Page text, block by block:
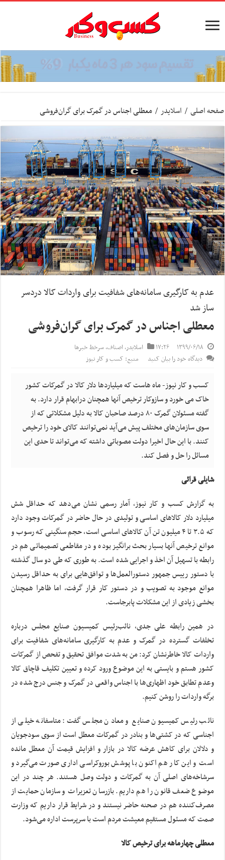
صفحه اصلی / اسلایدر / معطلی اجناس در گمرک برای گران‌فروشی
عدم به کارگیری سامانه‌های شفافیت برای واردات کالا دردسر
ساز شد
معطلی اجناس در گمرک برای گران‌فروشی
۱۳۹۹/۰۶/۱۸ ۱۷:۲۶ اسلایدر,اصناف,سرخط خبرها
دیدگاه خود را بیان کنید
منبع: کسب و کار نیوز
کسب و کار نیوز- ماه هاست که میلیاردها دلار کالا در گمرکات کشور
خاک می خورد و سازوکار ترخیص آنها همچنان درابهام قرار دارد. به
گفته مسئولان گمرک ۸۰ درصد صاحبان کالا به دلیل مشکلاتی که از
سوی سازمان‌های مختلف پیش می‌آید نمی‌توانند کالای خود را ترخیص
کنند. با این حال اخیرا دولت مصوباتی داشته که می‌تواند تا حدی این
مسائل را حل و فصل کند.
شایلی قرائی
به گزارش کسب و کار نیوز، آمار رسمی نشان می‌دهد که حداقل شش
میلیارد دلار کالاهای اساسی و تولیدی در حال حاضر در گمرکات وجود دارد
که ۳.۵ تا ۴ میلیون تن آن کالاهای اساسی است، حجم سنگینی که رسوب و
موانع ترخیص آنها بسیار بحث برانگیز بوده و در مقاطعی تصمیماتی هم در
رابطه با تسهیل آن اخذ و اجرایی شده است. به طوری که طی دو سال گذشته
با دستور رییس جمهور دستورالعمل‌ها و توافق‌هایی برای به حداقل رسیدن
موانع موجود به تصویب و در دستور کار قرار گرفت، اما ظاهرا همچنان
بخشی زیادی از این مشکلات پابرجاست.
در همین رابطه علی جدی، نائب‌رئیس کمیسیون صنایع مجلس درباره
تخلفات گسترده در گمرک و عدم به کارگیری سامانه‌های شفافیت برای
واردات کالا خاطرنشان کرد: من به شدت موافق تحقیق و تفحص از گمرکات
کشور هستم و بایستی به این موضوع ورود کرده و تعیین تکلیف قاچاق کالا
وعدم تطابق خود اظهاری‌ها با اجناس واقعی در گمرک و جنس درج شده در
برگه واردات را روشن کنیم.
نائب رئیس کمیسیون صنایع و معادن مجلس گفت: متاسفانه خیلی از
اجناسی که در کشتی‌ها و بنادر در گمرکات معطل است از سوی سودجویان
و دلالان برای کاهش عرضه کالا در بازار و افزایش قیمت آن معطل مانده
است و این کار هم اکنون با پوشش بوروکراسی اداری صورت می‌گیرد و
سرشاخه‌های اصلی آن به گمرکات و دولت وصل هستند. هر چند در این
موضوع ضعف قانون را هم داریم. بازرسان تعزیرات و سازمان حمایت از
مصرف‌کننده هم در صحنه حاضر نیستند و در شرایط قرار داریم که وزارت
صمت که مسئول مستقیم معیشت مردم است با سرپرست اداره می‌شود.
معطلی چهارماهه برای ترخیص کالا